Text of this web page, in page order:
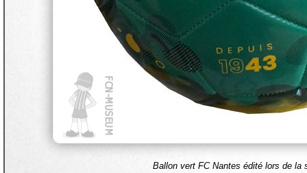
Ballon vert FC Nantes édité lors de la